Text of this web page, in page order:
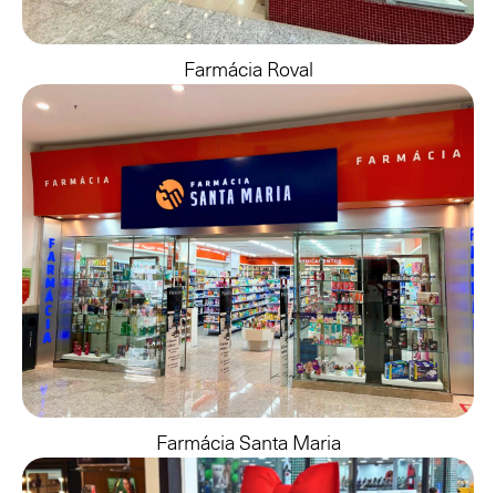
Farmácia Roval
Farmácia Santa Maria